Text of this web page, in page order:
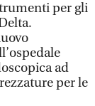
per gli
ad
per le